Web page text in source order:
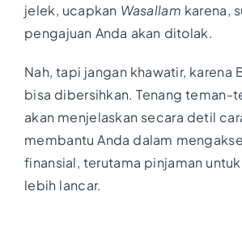
jelek, ucapkan Wasallam karena,
pengajuan Anda akan ditolak.
Nah, tapi jangan khawatir, karena
bisa dibersihkan. Tenang teman-
akan menjelaskan secara detil
membantu Anda dalam
finansial, terutama pinjaman
lebih lancar.